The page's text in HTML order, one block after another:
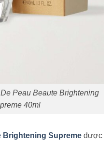
Peau Beaute Brightening
40ml
Brightening Supreme được